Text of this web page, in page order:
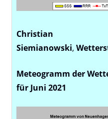
Christian
Siemianowski,
Meteogramm der
für Juni 2021